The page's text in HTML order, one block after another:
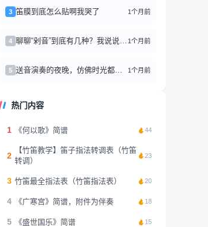
3 笛膜到底怎么贴啊我哭了 1个月前
4 聊聊“剁音”到底有几种？我说说我的感受 1个月前
5 送音演奏的夜晚，仿佛时光都慢了 1个月前
热门内容
1 《何以歌》简谱 44
2
【竹笛教学】笛子指法转调表（竹笛
转调）
23
3 竹笛最全指法表（竹笛指法表） 20
4 《广寒宫》简谱，附件为伴奏 18
5 《盛世国乐》简谱 15